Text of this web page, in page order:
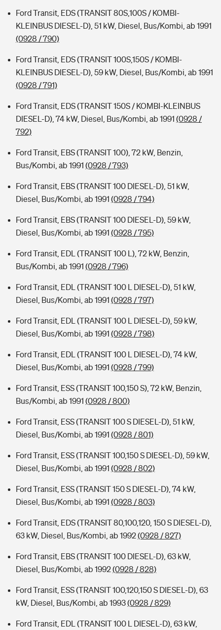
Ford Transit, EDS (TRANSIT 80S,100S / KOMBI-
KLEINBUS DIESEL-D), 51 kW, Diesel, Bus/Kombi, ab 1991
(0928 / 790)
Ford Transit, EDS (TRANSIT 100S,150S / KOMBI-
KLEINBUS DIESEL-D), 59 kW, Diesel, Bus/Kombi, ab 1991
(0928 / 791)
Ford Transit, EDS (TRANSIT 150S / KOMBI-KLEINBUS
DIESEL-D), 74 kW, Diesel, Bus/Kombi, ab 1991 (0928 /
792)
Ford Transit, EBS (TRANSIT 100), 72 kW, Benzin,
Bus/Kombi, ab 1991 (0928 / 793)
Ford Transit, EBS (TRANSIT 100 DIESEL-D), 51 kW,
Diesel, Bus/Kombi, ab 1991 (0928 / 794)
Ford Transit, EBS (TRANSIT 100 DIESEL-D), 59 kW,
Diesel, Bus/Kombi, ab 1991 (0928 / 795)
Ford Transit, EDL (TRANSIT 100 L), 72 kW, Benzin,
Bus/Kombi, ab 1991 (0928 / 796)
Ford Transit, EDL (TRANSIT 100 L DIESEL-D), 51 kW,
Diesel, Bus/Kombi, ab 1991 (0928 / 797)
Ford Transit, EDL (TRANSIT 100 L DIESEL-D), 59 kW,
Diesel, Bus/Kombi, ab 1991 (0928 / 798)
Ford Transit, EDL (TRANSIT 100 L DIESEL-D), 74 kW,
Diesel, Bus/Kombi, ab 1991 (0928 / 799)
Ford Transit, ESS (TRANSIT 100,150 S), 72 kW, Benzin,
Bus/Kombi, ab 1991 (0928 / 800)
Ford Transit, ESS (TRANSIT 100 S DIESEL-D), 51 kW,
Diesel, Bus/Kombi, ab 1991 (0928 / 801)
Ford Transit, ESS (TRANSIT 100,150 S DIESEL-D), 59 kW,
Diesel, Bus/Kombi, ab 1991 (0928 / 802)
Ford Transit, ESS (TRANSIT 150 S DIESEL-D), 74 kW,
Diesel, Bus/Kombi, ab 1991 (0928 / 803)
Ford Transit, EDS (TRANSIT 80,100,120, 150 S DIESEL-D),
63 kW, Diesel, Bus/Kombi, ab 1992(0928 / 827)
Ford Transit, EBS (TRANSIT 100 DIESEL-D), 63 kW,
Diesel, Bus/Kombi, ab 1992(0928 / 828)
Ford Transit, ESS (TRANSIT 100,120,150 S DIESEL-D), 63
kW, Diesel, Bus/Kombi, ab 1993(0928 / 829)
Ford Transit, EDL (TRANSIT 100 L DIESEL-D), 63 kW,